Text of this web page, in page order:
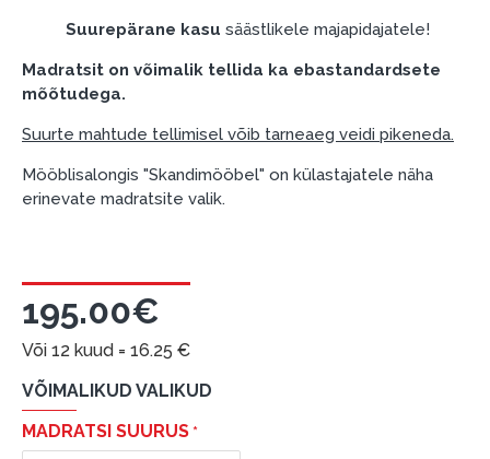
Laenake vastutustundlikult! Enne laenamist
palun hinnake oma finantsvõimalusi.
Suurepärane kasu säästlikele majapidajatele!
Madratsit on võimalik tellida ka ebastandardsete
mõõtudega.
Suurte mahtude tellimisel võib tarneaeg veidi pikeneda.
Mööblisalongis "Skandimööbel" on külastajatele näha
erinevate madratsite valik.
195.00€
Või 12 kuud = 16.25 €
VÕIMALIKUD VALIKUD
MADRATSI SUURUS